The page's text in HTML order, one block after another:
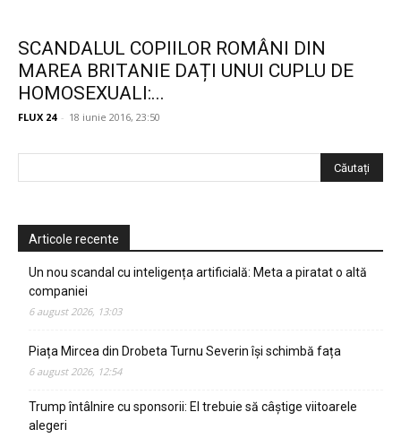
SCANDALUL COPIILOR ROMÂNI DIN
MAREA BRITANIE DAȚI UNUI CUPLU DE
HOMOSEXUALI:...
FLUX 24 - 18 iunie 2016, 23:50
Articole recente
Un nou scandal cu inteligența artificială: Meta a piratat o altă
companiei
6 august 2026, 13:03
Piața Mircea din Drobeta Turnu Severin își schimbă fața
6 august 2026, 12:54
Trump întâlnire cu sponsorii: El trebuie să câștige viitoarele
alegeri